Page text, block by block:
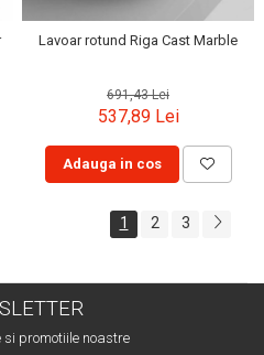
Lavoar rotund Riga Cast Marble
691,43 Lei
537,89 Lei
Adauga in cos
1 2 3
si promotiile noastre